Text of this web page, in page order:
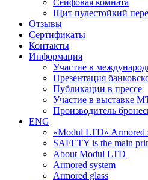
Сейфовая комната
Щит пулестойкий
Отзывы
Сертификаты
Контакты
Информация
Участие в
Презентация
Публикации в прессе
Участие в выставке
Производитель
ENG
«Modul LTD» Armored
SAFETY is the main
About Modul LTD
Armored system
Armored glass